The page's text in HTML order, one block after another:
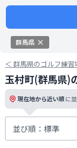
群馬県
＜ 群馬県のゴルフ練習
玉村町(群馬県)
現在地から近い順に